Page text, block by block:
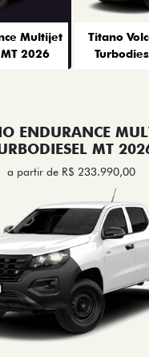
Multijet
2026
Titano
ENDURANCE
MT
a partir de R$ 233.990,00